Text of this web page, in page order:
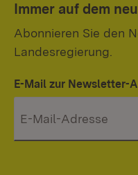
Immer auf dem
Abonnieren Sie den
Landesregierung.
E-Mail zur Newsletter-